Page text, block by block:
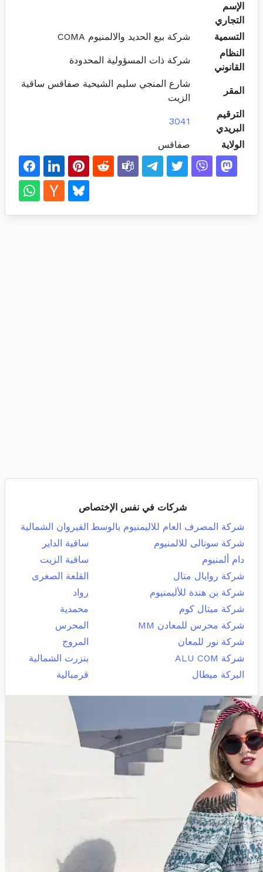
الإسم
التجاري
التسمية
شركة بيع الحديد والالمنيوم COMA
النظام
القانوني
شركة ذات المسؤولية المحدودة
المقر
شارع المنجي سليم الشيحية صفاقس ساقية
الزيت
الترقيم
البريدي
3041
الولاية صفاقس
شركات في نفس الإختصاص
شركة المصرف العام للاليمنيوم بالوسط القيروان الشمالية
شركة سونالى للالمنيوم
ساقية الداير
دام ألمنيوم
ساقية الزيت
شركة روايال متال
القلعة الصغرى
شركة بن هندة للأليمنيوم
رواد
شركة ميتال كوم
محمدية
شركة محرس للمعادن MM
المحرس
شركة نور للمعان
المروج
شركة ALU COM
بنزرت الشمالية
البركة ميطال
قرمبالية